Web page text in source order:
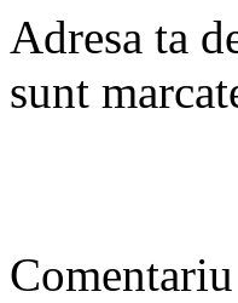
Adresa ta
sunt
Comentariu